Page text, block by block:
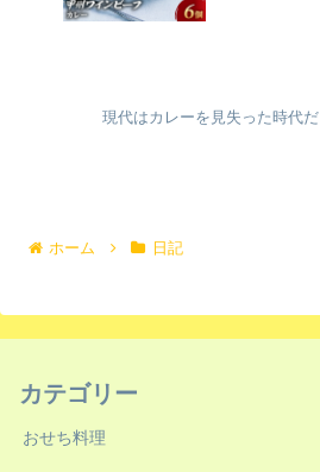
現代はカレーを見失った時代だ
ホーム 日記
カテゴリー
おせち料理